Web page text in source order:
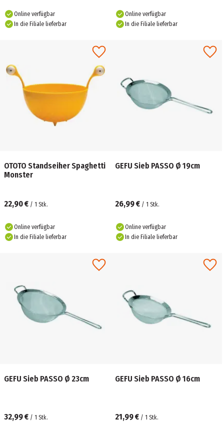
Online verfügbar
In die Filiale lieferbar
Online verfügbar
In die Filiale lieferbar
OTOTO Standseiher Spaghetti
Monster
22,90 € / 1 Stk.
Online verfügbar
In die Filiale lieferbar
GEFU Sieb PASSO Ø 19cm
26,99 € / 1 Stk.
Online verfügbar
In die Filiale lieferbar
GEFU Sieb PASSO Ø 23cm
32,99 € / 1 Stk.
GEFU Sieb PASSO Ø 16cm
21,99 € / 1 Stk.